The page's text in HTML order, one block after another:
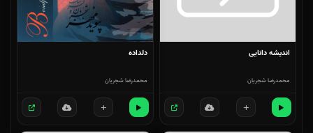
اندیشه دانایی
محمدرضا شجریان
دلداده
محمدرضا شجریان